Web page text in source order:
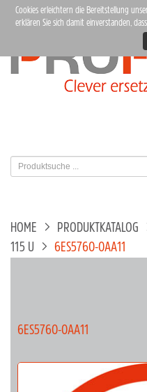
HOME PRODUKTKATALOG
115 U
6ES5760-0AA11
6ES5760-0AA11
Cookies erleichtern die Bereitstellung
erklären Sie sich damit einverstanden,